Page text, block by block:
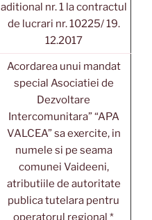
aditional nr. 1 la contractul
de lucrari nr. 10225/ 19.
12.2017
Acordarea unui mandat
special Asociatiei de
Dezvoltare
Intercomunitara” “APA
VALCEA” sa exercite, in
numele si pe seama
comunei Vaideeni,
atributiile de autoritate
publica tutelara pentru
operatorul regional *